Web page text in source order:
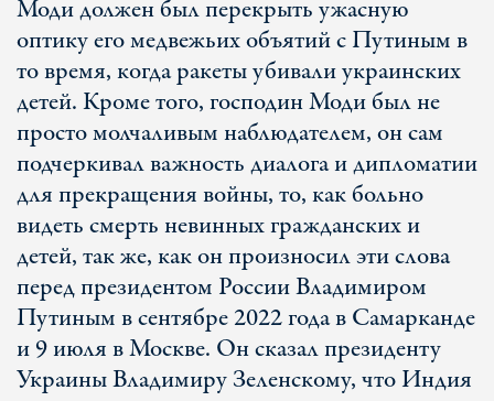
Моди должен был перекрыть ужасную
оптику его медвежьих объятий с Путиным в
то время, когда ракеты убивали украинских
детей. Кроме того, господин Моди был не
просто молчаливым наблюдателем, он сам
подчеркивал важность диалога и дипломатии
для прекращения войны, то, как больно
видеть смерть невинных гражданских и
детей, так же, как он произносил эти слова
перед президентом России Владимиром
Путиным в сентябре 2022 года в Самарканде
и 9 июля в Москве. Он сказал президенту
Украины Владимиру Зеленскому, что Индия